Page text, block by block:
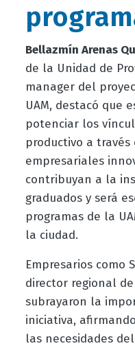
Bellazmín Arenas
de la Unidad de
manager del
UAM, destacó que
potenciar los
productivo a través
empresariales
contribuyan a la
graduados y será
programas de la
la ciudad.
Empresarios como
director regional
subrayaron la
iniciativa,
las necesidades